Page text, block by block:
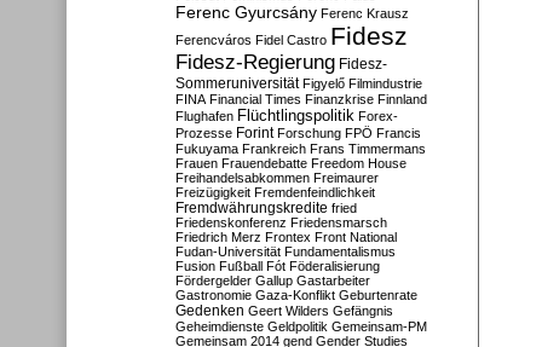
Ferenc Gyurcsány Ferenc Krausz
Ferencváros Fidel Castro Fidesz
Fidesz-Regierung Fidesz-
Sommeruniversität Figyelő Filmindustrie
FINA Financial Times Finanzkrise Finnland
Flughafen Flüchtlingspolitik Forex-
Prozesse Forint Forschung FPÖ Francis
Fukuyama Frankreich Frans Timmermans
Frauen Frauendebatte Freedom House
Freihandelsabkommen Freimaurer
Freizügigkeit Fremdenfeindlichkeit
Fremdwährungskredite fried
Friedenskonferenz Friedensmarsch
Friedrich Merz Frontex Front National
Fudan-Universität Fundamentalismus
Fusion Fußball Fót Föderalisierung
Fördergelder Gallup Gastarbeiter
Gastronomie Gaza-Konflikt Geburtenrate
Gedenken Geert Wilders Gefängnis
Geheimdienste Geldpolitik Gemeinsam-PM
Gemeinsam 2014 gend Gender Studies